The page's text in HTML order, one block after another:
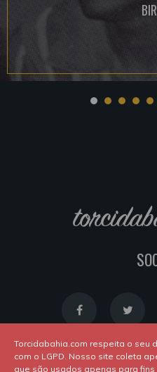
Torcidabahia.com respeita o seu
com o LGPD. Nosso site coleta
que são usados apenas para